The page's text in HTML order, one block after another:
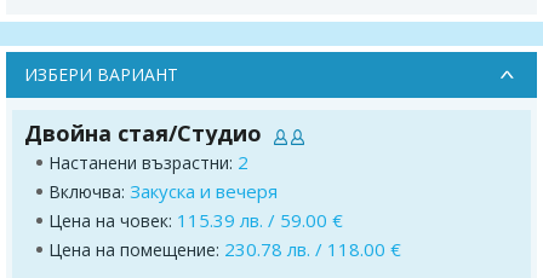
ИЗБЕРИ ВАРИАНТ
Двойна стая/Студио
Настанени възрастни: 2
Включва: Закуска и вечеря
Цена на човек: 115.39 лв. / 59.00 €
Цена на помещение: 230.78 лв. / 118.00 €